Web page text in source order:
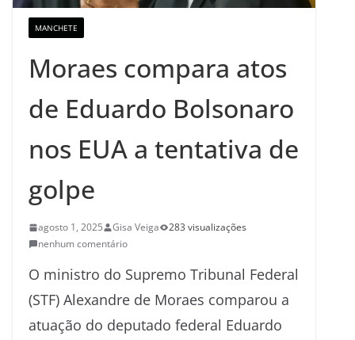
MANCHETE
Moraes compara atos
de Eduardo Bolsonaro
nos EUA a tentativa de
golpe
agosto 1, 2025 Gisa Veiga
283 visualizações
nenhum comentário
O ministro do Supremo Tribunal Federal
(STF) Alexandre de Moraes comparou a
atuação do deputado federal Eduardo